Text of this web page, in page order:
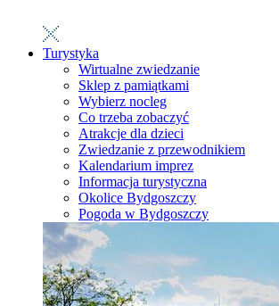
Turystyka
Wirtualne zwiedzanie
Sklep z pamiątkami
Wybierz nocleg
Co trzeba zobaczyć
Atrakcje dla dzieci
Zwiedzanie z przewodnikiem
Kalendarium imprez
Informacja turystyczna
Okolice Bydgoszczy
Pogoda w Bydgoszczy